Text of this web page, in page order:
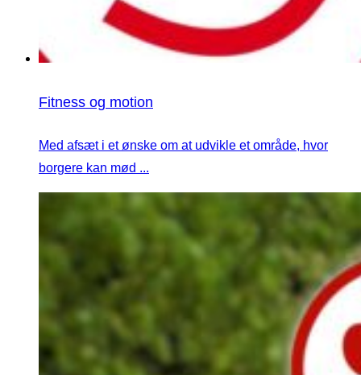
Fitness og motion
Med afsæt i et ønske om at udvikle et område, hvor
borgere kan mød ...